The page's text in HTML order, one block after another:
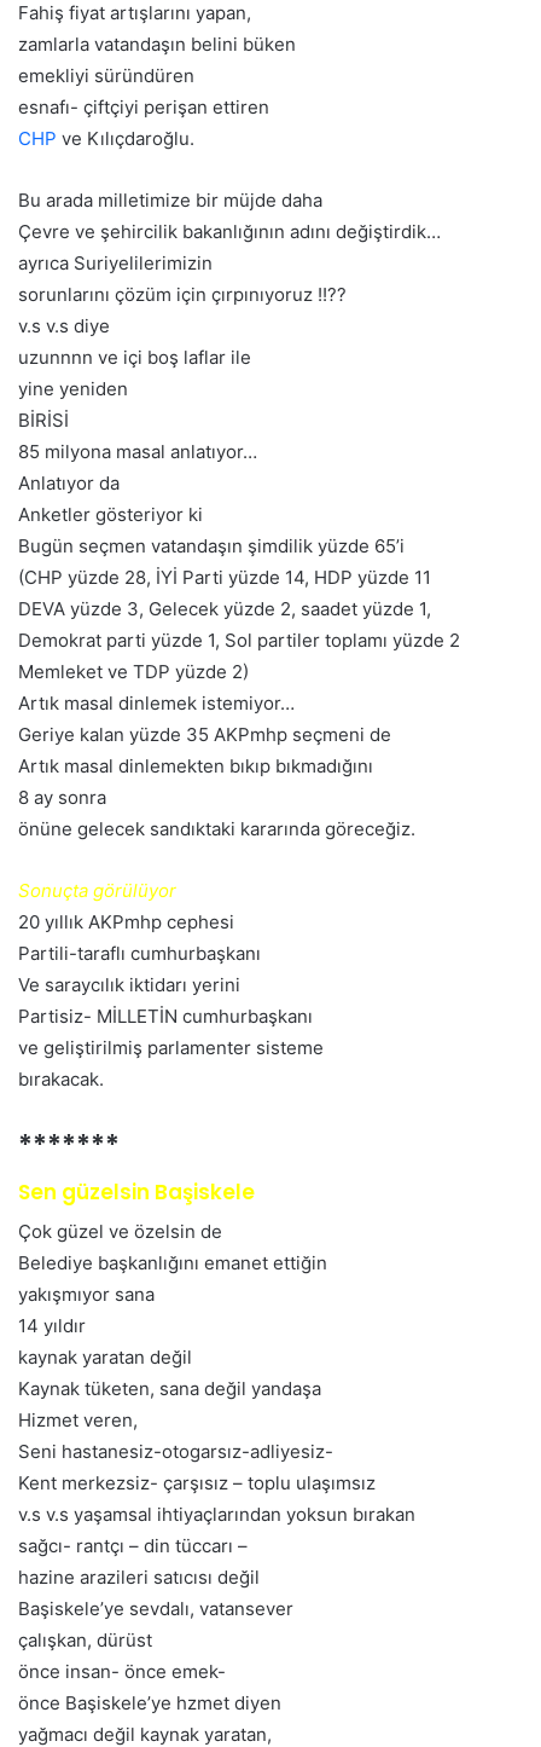
Fahiş fiyat artışlarını yapan,
zamlarla vatandaşın belini büken
emekliyi süründüren
esnafı- çiftçiyi perişan ettiren
CHP ve Kılıçdaroğlu.
Bu arada milletimize bir müjde daha
Çevre ve şehircilik bakanlığının adını değiştirdik…
ayrıca Suriyelilerimizin
sorunlarını çözüm için çırpınıyoruz !!??
v.s v.s diye
uzunnnn ve içi boş laflar ile
yine yeniden
BİRİSİ
85 milyona masal anlatıyor…
Anlatıyor da
Anketler gösteriyor ki
Bugün seçmen vatandaşın şimdilik yüzde 65’i
(CHP yüzde 28, İYİ Parti yüzde 14, HDP yüzde 11
DEVA yüzde 3, Gelecek yüzde 2, saadet yüzde 1,
Demokrat parti yüzde 1, Sol partiler toplamı yüzde 2
Memleket ve TDP yüzde 2)
Artık masal dinlemek istemiyor…
Geriye kalan yüzde 35 AKPmhp seçmeni de
Artık masal dinlemekten bıkıp bıkmadığını
8 ay sonra
önüne gelecek sandıktaki kararında göreceğiz.
Sonuçta görülüyor
20 yıllık AKPmhp cephesi
Partili-taraflı cumhurbaşkanı
Ve saraycılık iktidarı yerini
Partisiz- MİLLETİN cumhurbaşkanı
ve geliştirilmiş parlamenter sisteme
bırakacak.
*******
Sen güzelsin Başiskele
Çok güzel ve özelsin de
Belediye başkanlığını emanet ettiğin
yakışmıyor sana
14 yıldır
kaynak yaratan değil
Kaynak tüketen, sana değil yandaşa
Hizmet veren,
Seni hastanesiz-otogarsız-adliyesiz-
Kent merkezsiz- çarşısız – toplu ulaşımsız
v.s v.s yaşamsal ihtiyaçlarından yoksun bırakan
sağcı- rantçı – din tüccarı –
hazine arazileri satıcısı değil
Başiskele’ye sevdalı, vatansever
çalışkan, dürüst
önce insan- önce emek-
önce Başiskele’ye hzmet diyen
yağmacı değil kaynak yaratan,